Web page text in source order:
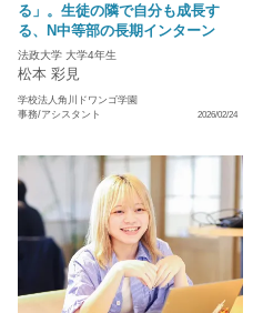
る」。生徒の隣で自分も成長す
る、N中等部の長期インターン
法政大学 大学4年生
松本 彩見
学校法人角川ドワンゴ学園
事務/アシスタント
2026/02/24